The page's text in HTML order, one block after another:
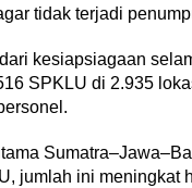
tidak terjadi
kesiapsiagaan
SPKLU di 2.935
jumlah ini meningkat